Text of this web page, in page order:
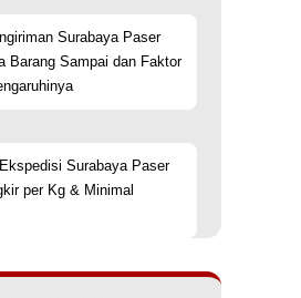
Surabaya Paser
Barang Sampai dan Faktor
Surabaya Paser
per Kg & Minimal